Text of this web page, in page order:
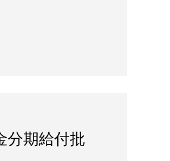
分期給付批